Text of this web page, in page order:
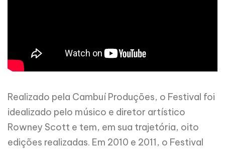
Realizado pela Cambuí Produções, o Festival foi
idealizado pelo músico e diretor artístico
Rowney Scott e tem, em sua trajetória, oito
edições realizadas. Em 2010 e 2011, o Festival